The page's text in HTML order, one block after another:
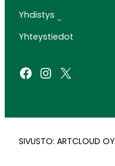
Yhdistys
Yhteystiedot
Facebook Instagram X
SIVUSTO: ARTCLOUD OY